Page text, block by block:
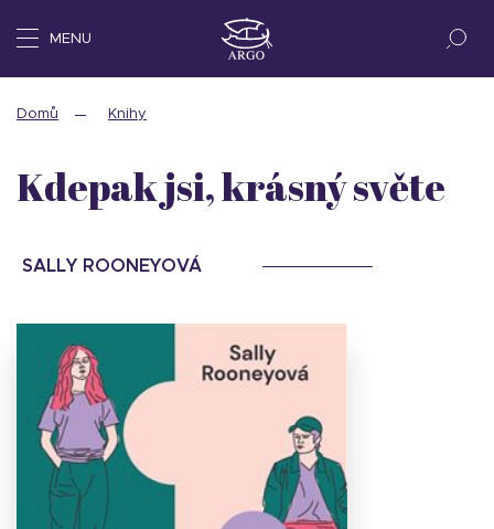
MENU
Domů Knihy
Kdepak jsi, krásný světe
SALLY ROONEYOVÁ